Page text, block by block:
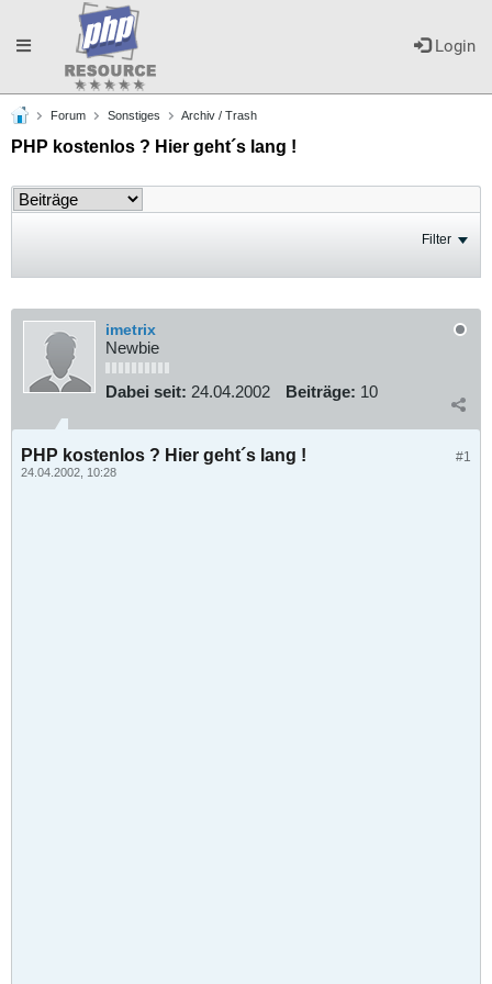
Login
Toggle
navigation
Forum Sonstiges Archiv / Trash
PHP kostenlos ? Hier geht´s lang !
Filter
imetrix
Newbie
Dabei seit: 24.04.2002 Beiträge: 10
#1
PHP kostenlos ? Hier geht´s lang !
24.04.2002, 10:28